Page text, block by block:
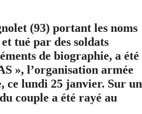
(93) portant les noms
tué par des soldats
de biographie, a été
», l’organisation armée
ce lundi 25 janvier. Sur un
couple a été rayé au